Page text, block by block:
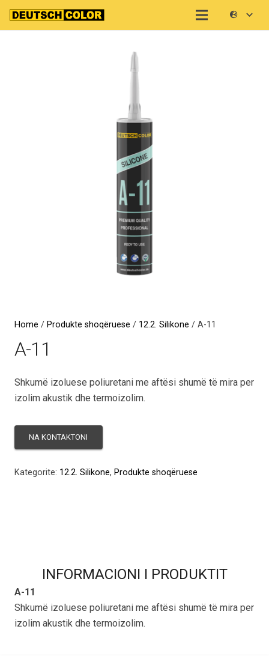
Home / Produkte shoqëruese / 12.2. Silikone / A-11
A-11
Shkumë izoluese poliuretani me aftësi shumë të mira per
izolim akustik dhe termoizolim.
Kategorite: 12.2. Silikone, Produkte shoqëruese
INFORMACIONI I PRODUKTIT
A-11
Shkumë izoluese poliuretani me aftësi shumë të mira per
izolim akustik dhe termoizolim.